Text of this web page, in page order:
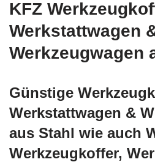
KFZ
Werkstattwagen
Werkzeugwagen
Günstige
Werkstattwagen &
aus Stahl wie auch
Werkzeugkoffer,